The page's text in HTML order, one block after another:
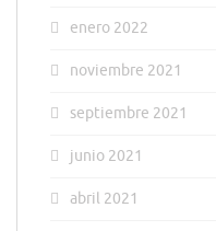
enero 2022
noviembre 2021
septiembre 2021
junio 2021
abril 2021